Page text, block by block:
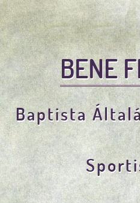
BENE
Baptista